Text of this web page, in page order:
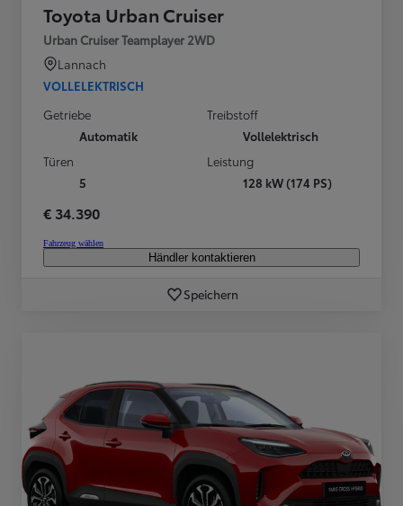
Toyota Urban Cruiser
Urban Cruiser Teamplayer 2WD
Lannach
VOLLELEKTRISCH
Getriebe
Automatik
Treibstoff
Vollelektrisch
Türen
5
Leistung
128 kW (174 PS)
€ 34.390
Fahrzeug wählen
Händler kontaktieren
Speichern